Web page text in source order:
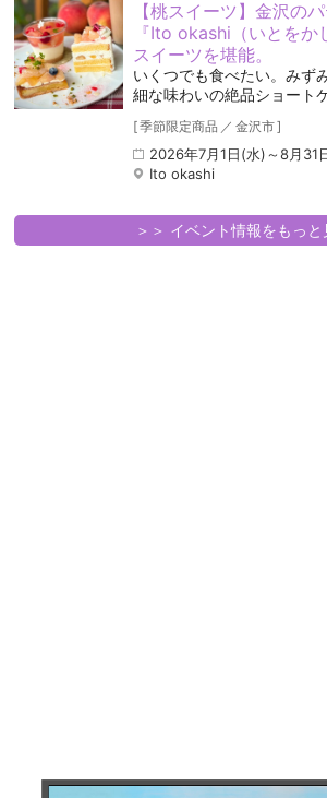
【桃スイーツ】金沢の
『Ito okashi（いとをか
スイーツを堪能。
いくつでも食べたい。みず
細な味わいの絶品ショート
[季節限定商品 ／ 金沢市]
2026年7月1日(水)～8月31
Ito okashi
＞＞ イベント情報をもっと